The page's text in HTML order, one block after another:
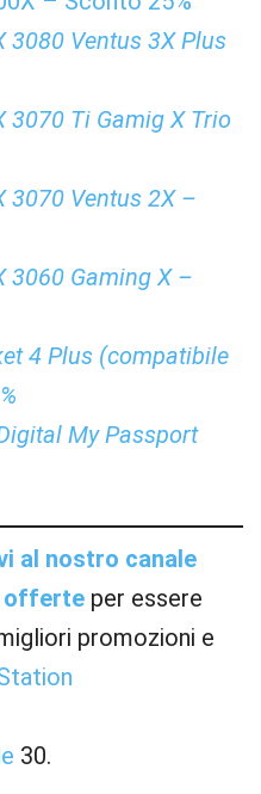
3080 Ventus 3X Plus
3070 Ti Gamig X Trio
3070 Ventus 2X –
3060 Gaming X –
4 Plus (compatibile
My Passport
al nostro canale
offerte per essere
promozioni e
30.